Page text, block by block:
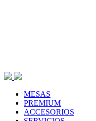
MESAS
PREMIUM
ACCESORIOS